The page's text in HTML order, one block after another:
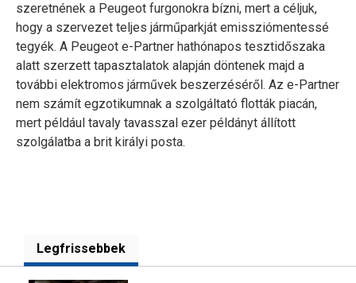
szeretnének a Peugeot furgonokra bízni, mert a céljuk,
hogy a szervezet teljes járműparkját emissziómentessé
tegyék. A Peugeot e-Partner hathónapos tesztidőszaka
alatt szerzett tapasztalatok alapján döntenek majd a
további elektromos járművek beszerzéséről. Az e-Partner
nem számít egzotikumnak a szolgáltató flották piacán,
mert például tavaly tavasszal ezer példányt állított
szolgálatba a brit királyi posta.
Legfrissebbek